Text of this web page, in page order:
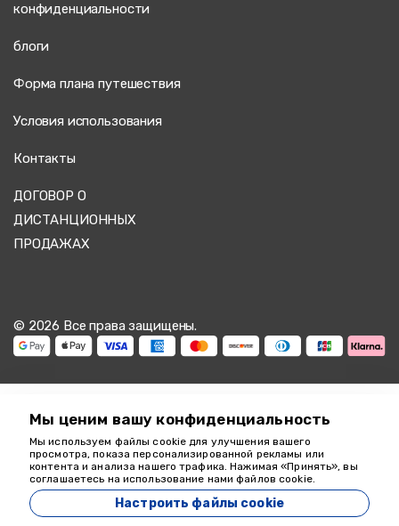
конфиденциальности
блоги
Форма плана путешествия
Условия использования
Контакты
ДОГОВОР О
ДИСТАНЦИОННЫХ
ПРОДАЖАХ
© 2026 Все права защищены.
18349
Zeyvona Travel - 18349
Мы ценим вашу конфиденциальность
Мы используем файлы cookie для улучшения вашего
просмотра, показа персонализированной рекламы или
контента и анализа нашего трафика. Нажимая «Принять», вы
соглашаетесь на использование нами файлов cookie.
Настроить файлы cookie
Мы здесь, чтобы
помочь